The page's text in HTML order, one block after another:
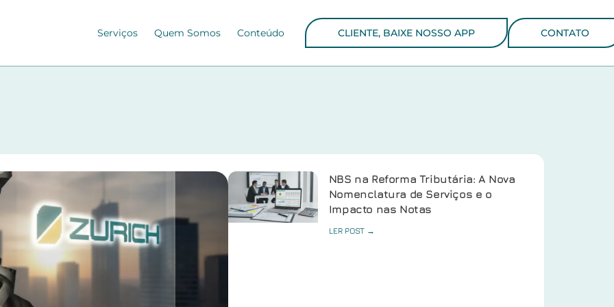
Serviços Quem Somos Conteúdo CLIENTE, BAIXE NOSSO APP CONTATO
NBS na Reforma Tributária: A Nova
Nomenclatura de Serviços e o
Impacto nas Notas
LER POST →